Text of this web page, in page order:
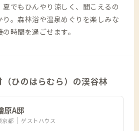
でもひんやり涼しく、聞こえるの
り。森林浴や温泉めぐりを楽しみな
時間を過ごせます。
（ひのはらむら）の渓谷林
原A邸
京都 ゲストハウス